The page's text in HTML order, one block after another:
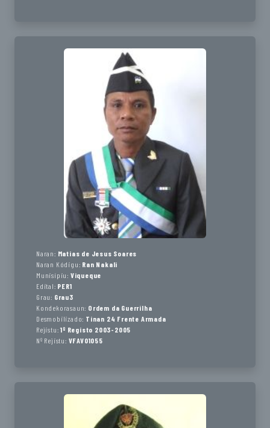
Naran: Matias de Jesus Soares
Naran Kódigu: Ran Nakali
Munisípiu: Viqueque
Edital: PER1
Grau: Grau3
Kondekorasaun: Ordem da Guerrilha
Desmobilizado: Tinan 24 Frente Armada
Rejistu: 1º Registo 2003-2005
Nº Rejistu: VFAV01055